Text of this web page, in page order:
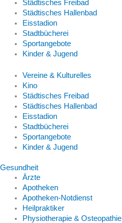
Städtisches Freibad
Städtisches Hallenbad
Eisstadion
Stadtbücherei
Sportangebote
Kinder & Jugend
Vereine & Kulturelles
Kino
Städtisches Freibad
Städtisches Hallenbad
Eisstadion
Stadtbücherei
Sportangebote
Kinder & Jugend
Gesundheit
Ärzte
Apotheken
Apotheken-Notdienst
Heilpraktiker
Physiotherapie & Osteopathie